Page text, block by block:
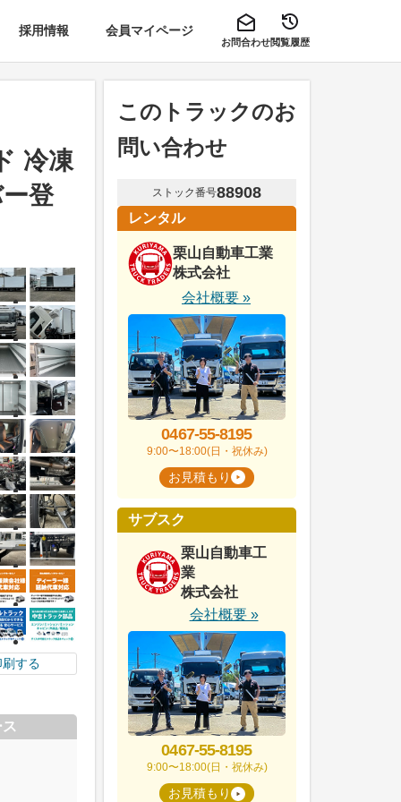
採用情報 会員マイページ
お問合わせ閲覧履歴
冷凍
登
刷する
このトラックのお
問い合わせ
ストック番号88908
レンタル
栗山自動車工業
株式会社
会社概要 »
0467-55-8195
9:00〜18:00(日・祝休み)
お見積もり
サブスク
栗山自動車工
業
株式会社
会社概要 »
0467-55-8195
9:00〜18:00(日・祝休み)
お見積もり